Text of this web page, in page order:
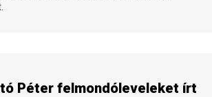
Péter felmondóleveleket írt